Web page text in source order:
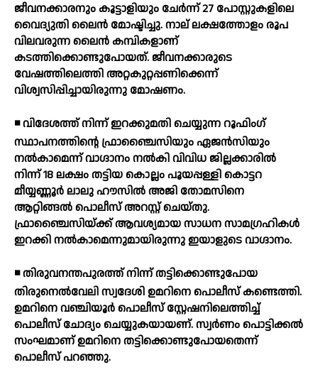
ജീവനക്കാരനും കൂട്ടാളിയും ചേര്‍ന്ന് 27 പോസ്റ്റുകളിലെ
വൈദ്യുതി ലൈന്‍ മോഷ്ടിച്ചു. നാല് ലക്ഷത്തോളം രൂപ
വിലവരുന്ന ലൈന്‍ കമ്പികളാണ്
കടത്തിക്കൊണ്ടുപോയത്. ജീവനക്കാരുടെ
വേഷത്തിലെത്തി അറ്റകുറ്റപ്പണിക്കെന്ന്
വിശ്വസിപ്പിച്ചായിരുന്നു മോഷണം.
◾ വിദേശത്ത് നിന്ന് ഇറക്കുമതി ചെയ്യുന്ന റൂഫിംഗ്
സ്ഥാപനത്തിന്റെ ഫ്രാഞ്ചൈസിയും ഏജന്‍സിയും
നല്‍കാമെന്ന് വാഗ്ദാനം നല്‍കി വിവിധ ജില്ലക്കാരില്‍
നിന്ന് 18 ലക്ഷം തട്ടിയ കൊല്ലം പൂയപ്പള്ളി കൊട്ടറ
മീയ്യണ്ണൂര്‍ ലാലു ഹൗസില്‍ അജി തോമസിനെ
ആറ്റിങ്ങല്‍ പൊലീസ് അറസ്റ്റ് ചെയ്തു.
ഫ്രാഞ്ചൈസിയ്ക്ക് ആവശ്യമായ സാധന സാമഗ്രഹികള്‍
ഇറക്കി നല്‍കാമെന്നുമായിരുന്നു ഇയാളുടെ വാഗ്ദാനം.
◾ തിരുവനന്തപുരത്ത് നിന്ന് തട്ടിക്കൊണ്ടുപോയ
തിരുനെല്‍വേലി സ്വദേശി ഉമറിനെ പൊലീസ് കണ്ടെത്തി.
ഉമറിനെ വഞ്ചിയൂര്‍ പൊലീസ് സ്റ്റേഷനിലെത്തിച്ച്
പൊലീസ് ചോദ്യം ചെയ്യുകയായണ്. സ്വര്‍ണം പൊട്ടിക്കല്‍
സംഘമാണ് ഉമറിനെ തട്ടിക്കൊണ്ടുപോയതെന്ന്
പൊലീസ് പറഞ്ഞു.